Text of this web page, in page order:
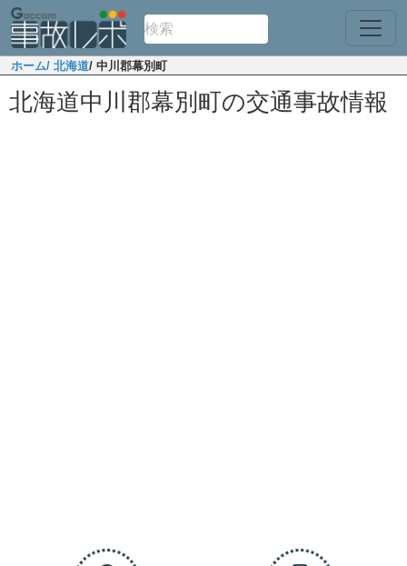
ホーム/ 北海道/ 中川郡幕別町
北海道中川郡幕別町の交通事故情報